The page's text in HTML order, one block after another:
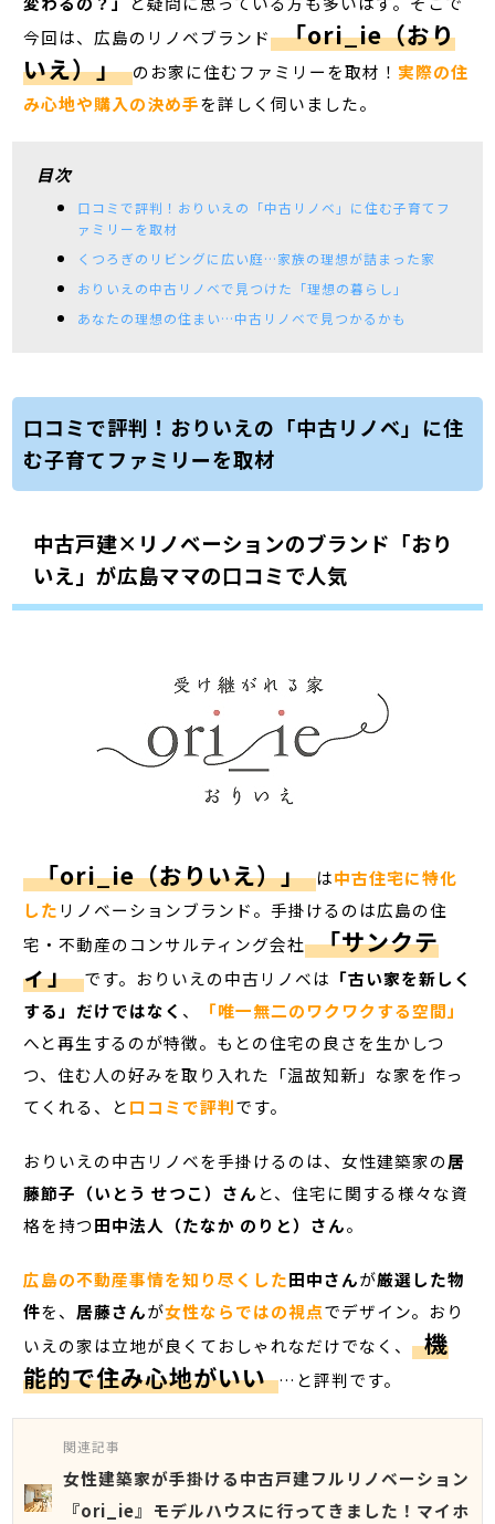
今回は、広島のリノベブランド 「ori_ie（おり
いえ）」 のお家に住むファミリーを取材！ 実際の住
み心地や購入の決め手を詳しく伺いました。
目次
口コミで評判！おりいえの「中古リノベ」に住む子育てフ
ァミリーを取材
くつろぎのリビングに広い庭…家族の理想が詰まった家
おりいえの中古リノベで見つけた「理想の暮らし」
あなたの理想の住まい…中古リノベで見つかるかも
口コミで評判！おりいえの「中古リノベ」に住
む子育てファミリーを取材
中古戸建×リノベーションのブランド「おり
いえ」が広島ママの口コミで人気
「ori_ie（おりいえ）」 は中古住宅に特化
した リノベーションブランド。手掛けるのは広島の住
宅・不動産のコンサルティング会社 「サンクテ
ィ」 です。おりいえの中古リノベは 「古い家を新しく
する」だけではなく 、
「唯一無二のワクワクする空間」
へと再生するのが特徴。もとの住宅の良さを生かしつ
つ、住む人の好みを取り入れた「温故知新」な家を作っ
てくれる、と口コミで評判です。
おりいえの中古リノベを手掛けるのは、女性建築家の居
藤節子（いとう せつこ）さん と、住宅に関する様々な資
格を持つ田中法人（たなか のりと）さん。
広島の不動産事情を知り尽くした田中さんが厳選した物
件を、居藤さんが女性ならではの視点でデザイン。おり
いえの家は立地が良くておしゃれなだけでなく、 機
能的で住み心地がいい …と評判です。
関連記事
女性建築家が手掛ける中古戸建フルリノベーション
『ori_ie』モデルハウスに行ってきました！マイホ